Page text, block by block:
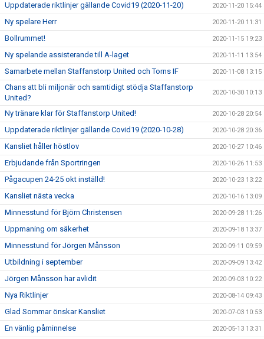
Uppdaterade riktlinjer gällande Covid19 (2020-11-20) 2020-11-20 15:44
Ny spelare Herr 2020-11-20 11:31
Bollrummet! 2020-11-15 19:23
Ny spelande assisterande till A-laget 2020-11-11 13:54
Samarbete mellan Staffanstorp United och Torns IF 2020-11-08 13:15
Chans att bli miljonär och samtidigt stödja Staffanstorp
United?
2020-10-30 10:13
Ny tränare klar för Staffanstorp United! 2020-10-28 20:54
Uppdaterade riktlinjer gällande Covid19 (2020-10-28) 2020-10-28 20:36
Kansliet håller höstlov 2020-10-27 10:46
Erbjudande från Sportringen 2020-10-26 11:53
Pågacupen 24-25 okt inställd! 2020-10-23 13:22
Kansliet nästa vecka 2020-10-16 13:09
Minnesstund för Björn Christensen 2020-09-28 11:26
Uppmaning om säkerhet 2020-09-18 13:37
Minnesstund för Jörgen Månsson 2020-09-11 09:59
Utbildning i september 2020-09-09 13:42
Jörgen Månsson har avlidit 2020-09-03 10:22
Nya Riktlinjer 2020-08-14 09:43
Glad Sommar önskar Kansliet 2020-07-03 10:53
En vänlig påminnelse 2020-05-13 13:31